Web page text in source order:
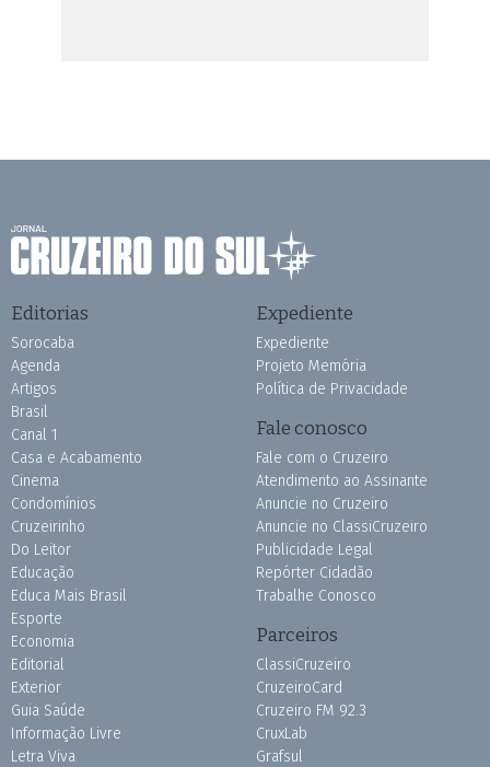
Editorias
Sorocaba
Agenda
Artigos
Brasil
Canal 1
Casa e Acabamento
Cinema
Condomínios
Cruzeirinho
Do Leitor
Educação
Educa Mais Brasil
Esporte
Economia
Editorial
Exterior
Guia Saúde
Informação Livre
Letra Viva
Expediente
Expediente
Projeto Memória
Política de Privacidade
Fale conosco
Fale com o Cruzeiro
Atendimento ao Assinante
Anuncie no Cruzeiro
Anuncie no ClassiCruzeiro
Publicidade Legal
Repórter Cidadão
Trabalhe Conosco
Parceiros
ClassiCruzeiro
CruzeiroCard
Cruzeiro FM 92.3
CruxLab
Grafsul